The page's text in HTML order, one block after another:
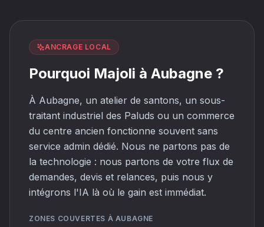
ANCRAGE LOCAL
Pourquoi Majoli à Aubagne ?
À Aubagne, un atelier de santons, un sous-
traitant industriel des Paluds ou un commerce
du centre ancien fonctionne souvent sans
service admin dédié. Nous ne partons pas de
la technologie : nous partons de votre flux de
demandes, devis et relances, puis nous y
intégrons l'IA là où le gain est immédiat.
ZONES COUVERTES À AUBAGNE